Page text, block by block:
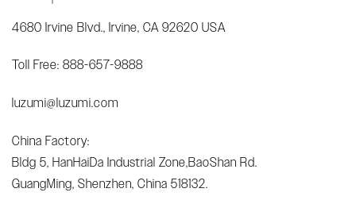
4680 Irvine Blvd., Irvine, CA 92620 USA
Toll Free: 888-657-9888
luzumi@luzumi.com
China Factory:
Bldg 5, HanHaiDa Industrial Zone,BaoShan Rd.
GuangMing, Shenzhen, China 518132.